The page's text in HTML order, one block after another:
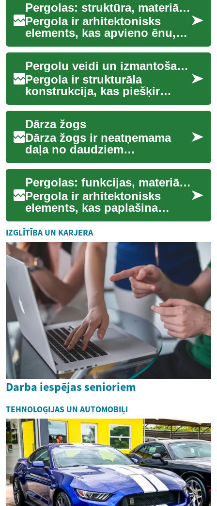
Pergolas: struktūra, materiāli un piemērošana dārzā un terasē
Pergola ir arhitektonisks
elements, kas apvieno ēnu,
estētiku un funkcionalitāti
ārtelpās, piemēram, dārzā vai
uz ter...
Pergolu veidi un izmantošana terasē un dārzā
Pergola ir strukturāla
konstrukcija, kas piešķir
terasei vai dārzam skaidru
funkciju un stilu, vienlaikus
nodrošinot ...
Dārza žogs
Dārza žogs ir neatņemama
daļa no daudziem
privātīpašumiem, kas ne tikai
norobežo teritoriju, bet arī
piešķir tai estē...
Pergolas: funkcijas, materiāli un piemērotība terasei vai dārzam
Pergola ir arhitektonisks
elements, kas paplašina
dzīvojamo telpu uz āru,
nodrošinot struktūru, kas var
sniegt ēnu, e...
IZGLĪTĪBA UN KARJERA
Darba iespējas senioriem
TEHNOLOĢIJAS UN AUTOMOBIĻI